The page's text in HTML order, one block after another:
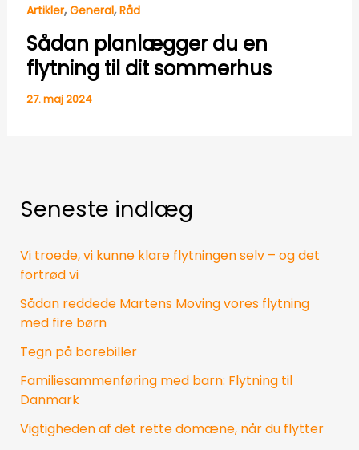
Artikler,General,Råd
Sådan planlægger du en
flytning til dit sommerhus
27. maj 2024
Seneste indlæg
Vi troede, vi kunne klare flytningen selv – og det
fortrød vi
Sådan reddede Martens Moving vores flytning
med fire børn
Tegn på borebiller
Familiesammenføring med barn: Flytning til
Danmark
Vigtigheden af det rette domæne, når du flytter